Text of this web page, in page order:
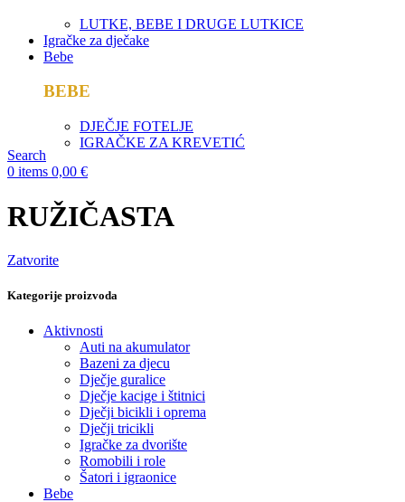
LUTKE, BEBE I DRUGE LUTKICE
Igračke za dječake
Bebe
BEBE
DJEČJE FOTELJE
IGRAČKE ZA KREVETIĆ
Search
0 items 0,00 €
RUŽIČASTA
Zatvorite
Kategorije proizvoda
Aktivnosti
Auti na akumulator
Bazeni za djecu
Dječje guralice
Dječje kacige i štitnici
Dječji bicikli i oprema
Dječji tricikli
Igračke za dvorište
Romobili i role
Šatori i igraonice
Bebe